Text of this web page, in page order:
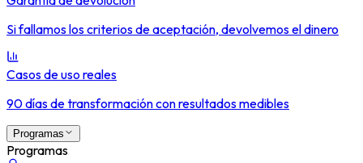
Si fallamos los criterios de aceptación, devolvemos el dinero
Casos de uso reales
90 días de transformación con resultados medibles
Programas
Programas